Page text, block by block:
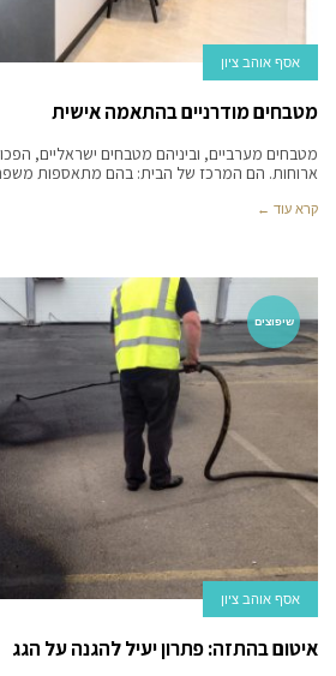
אסף אוהב ציון
מטבחים מודרניים בהתאמה אישית
מטבחים מערביים, וביניהם מטבחים ישראליים,
ארוחות. הם המרכז של הבית: בהם מתאספות
קרא עוד ←
שיפוצים
אסף אוהב ציון
איטום בהתזה: פתרון יעיל להגנה על הגג